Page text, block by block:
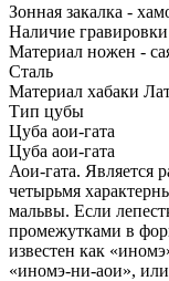
Зонная закалка -
Наличие
Материал ножен -
Сталь
Материал хабаки
Тип цубы
Цуба аои-гата
Цуба аои-гата
Аои-гата. Является
четырьмя
мальвы. Если
промежутками в
известен как
«иномэ-ни-аои»,